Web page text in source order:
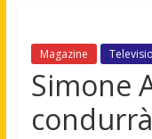
Motori,
gay
news
Magazine
Simone